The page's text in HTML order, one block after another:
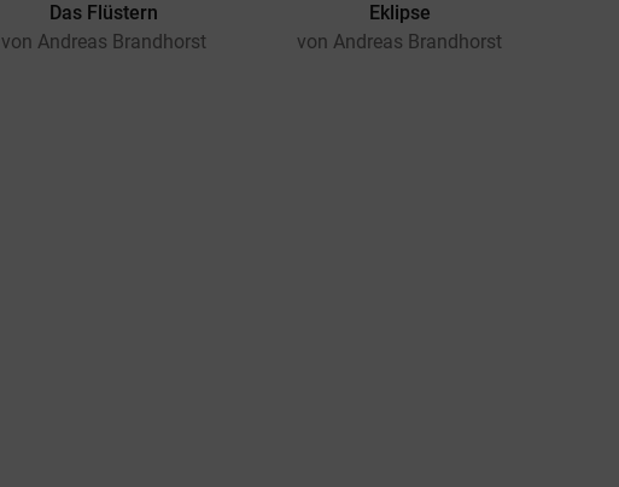
Das Flüstern
von Andreas Brandhorst
Eklipse
von Andreas Brandhorst